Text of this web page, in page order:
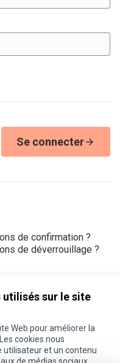
sur le site
Web pour améliorer la
cookies nous
et un contenu
Se connecter
de confirmation ?
de déverrouillage ?